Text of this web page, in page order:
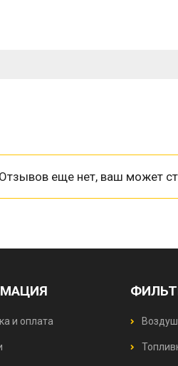
Отзывов еще нет, ваш может
и оплата